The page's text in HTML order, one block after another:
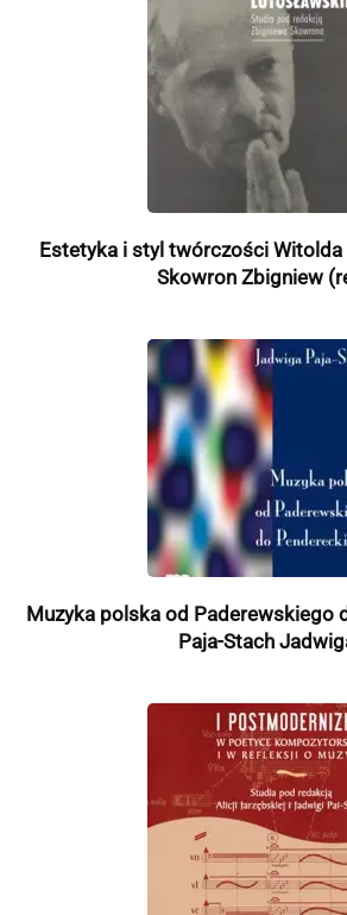
Estetyka i styl twórczości Witolda
Skowron Zbigniew
Muzyka polska od Paderewskiego
Paja-Stach